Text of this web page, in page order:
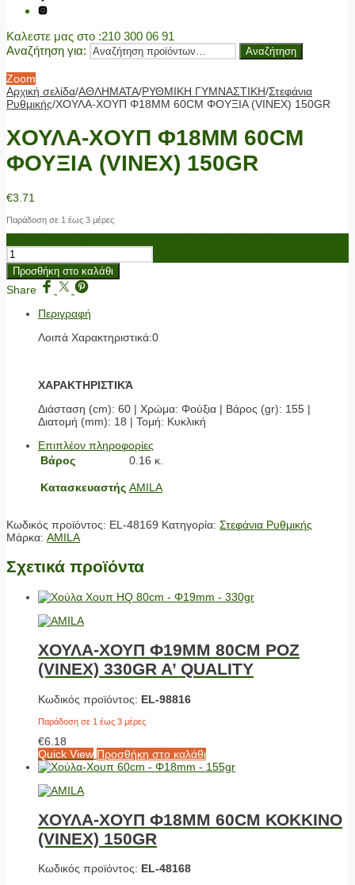
Καλεστε μας στο :210 300 06 91
Αναζήτηση για:
Αναζήτηση
Zoom
Αρχική σελίδα/ΑΘΛΗΜΑΤΑ/ΡΥΘΜΙΚΗ ΓΥΜΝΑΣΤΙΚΗ/Στεφάνια
Ρυθμικής/ΧΟΥΛΑ-ΧΟΥΠ Φ18MM 60CM ΦΟΥΞΙΑ (VINEX) 150GR
ΧΟΥΛΑ-ΧΟΥΠ Φ18MM 60CM
ΦΟΥΞΙΑ (VINEX) 150GR
€3.71
Παράδοση σε 1 έως 3 μέρες
Προσθήκη στο καλάθι
Share
Περιγραφή
Λοιπά Χαρακτηριστικά:0
ΧΑΡΑΚΤΗΡΙΣΤΙΚΆ
Διάσταση (cm): 60 | Χρώμα: Φούξια | Βάρος (gr): 155 |
Διατομή (mm): 18 | Τομή: Κυκλική
Επιπλέον πληροφορίες
Βάρος
0.16 κ.
Κατασκευαστής AMILA
Κωδικός προϊόντος: EL-48169 Κατηγορία: Στεφάνια Ρυθμικής
Μάρκα: AMILA
Σχετικά προϊόντα
ΧΟΥΛΑ-ΧΟΥΠ Φ19MM 80CM ΡΟΖ
(VINEX) 330GR A’ QUALITY
Κωδικός προϊόντος: EL-98816
Παράδοση σε 1 έως 3 μέρες
€6.18
Quick View Προσθήκη στο καλάθι
ΧΟΥΛΑ-ΧΟΥΠ Φ18MM 60CM ΚΟΚΚΙΝΟ
(VINEX) 150GR
Κωδικός προϊόντος: EL-48168